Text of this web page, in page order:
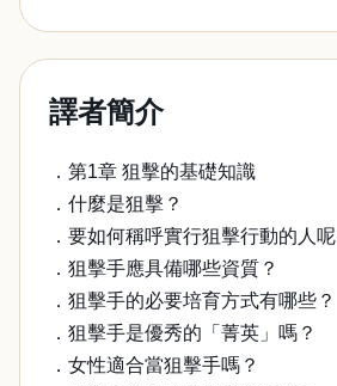
譯者簡介
．第1章 狙擊的基礎知識
．什麼是狙擊？
．要如何稱呼實行狙擊行動的人呢
．狙擊手應具備哪些資質？
．狙擊手的必要培育方式有哪些？
．狙擊手是優秀的「菁英」嗎？
．女性適合當狙擊手嗎？